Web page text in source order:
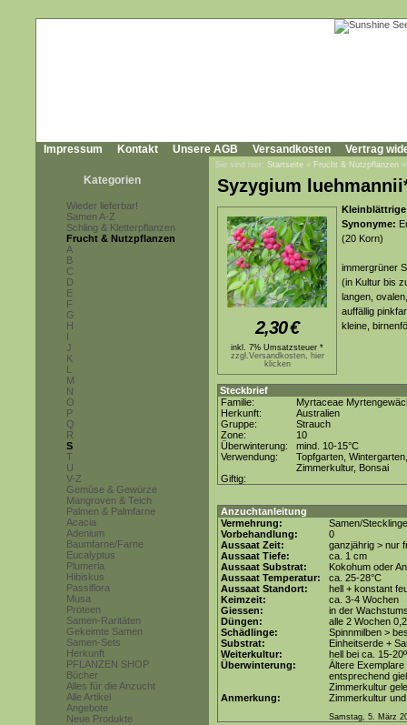
Impressum Kontakt Unsere AGB Versandkosten Vertrag
Kategorien
Wieder lieferbar!
Samen A-Z
Schling & Kletterpflanzen
Frucht & Nutzpflanzen
A
B
C
D
E
F
G
H
I
J
K
L
M
N
O
P
Q
R
S
T
U
V-Z
Gemüse & Gewürze
Mangroven & Teich
Palmen & Palmfarne
Acacia
Adenium
Baumfarne/Farne
Eucalyptus
Plumeria
Hibiskus
Passiflora
Musa
Proteen
Samen-Raritäten
Gekeimte Samen
Samen-Sets
Herkunft
PFLANZEN SHOP
Bücher
Alles für die Anzucht
Alle Artikel
Angebote
Neue Produkte
Sie sind hier: Startseite » Frucht & Nutzpflanzen
Syzygium
2,30€
inkl. 7% Umsatzsteuer *
zzgl.Versandkosten, hier
klicken
Synonyme:
(20 Korn)
immergrüner
(in Kultur bis
langen,
auffällig
kleine,
Steckbrief
Familie:
Myrtaceae
Herkunft:
Australien
Gruppe:
Strauch
Zone:
10
Überwinterung:
mind. 10-15°C
Verwendung:
Topfgarten, Wintergarten,
Zimmerkultur, Bonsai
Giftig:
Anzuchtanleitung
Vermehrung:
Samen/Stecklinge
Vorbehandlung:
0
Aussaat Zeit:
ganzjährig > nur
Aussaat Tiefe:
ca. 1 cm
Aussaat Substrat:
Kokohum oder
Aussaat Temperatur:
ca. 25-28°C
Aussaat Standort:
hell + konstant
Keimzeit:
ca. 3-4 Wochen
Giessen:
in der
Düngen:
alle 2 Wochen
Schädlinge:
Spinnmilben >
Substrat:
Einheitserde +
Weiterkultur:
hell bei ca. 15-
Überwinterung:
Ältere
entsprechend
Zimmerkultur
Anmerkung:
Zimmerkultur
Samstag, 5. März